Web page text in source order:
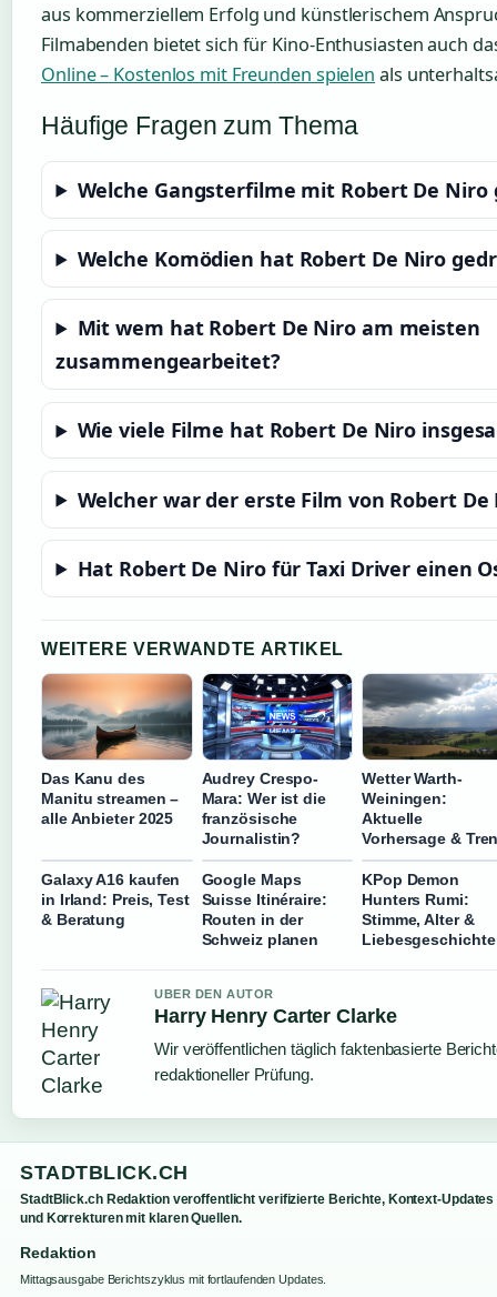
aus kommerziellem Erfolg und künstlerischem
Filmabenden bietet sich für Kino-Enthusiasten auch
Online – Kostenlos mit Freunden spielen als
Häufige Fragen zum Thema
Welche Gangsterfilme mit Robert De Niro
Welche Komödien hat Robert De Niro
Mit wem hat Robert De Niro am meisten
zusammengearbeitet?
Wie viele Filme hat Robert De Niro
Welcher war der erste Film von Robert De
Hat Robert De Niro für Taxi Driver einen
WEITERE VERWANDTE ARTIKEL
Das Kanu des
Manitu streamen –
alle Anbieter 2025
Audrey Crespo-
Mara: Wer ist die
französische
Journalistin?
Wetter Warth-
Weiningen:
Aktuelle
Vorhersage &
Galaxy A16 kaufen
in Irland: Preis, Test
& Beratung
Google Maps
Suisse Itinéraire:
Routen in der
Schweiz planen
KPop Demon
Hunters Rumi:
Stimme, Alter &
Liebesgeschichte
UBER DEN AUTOR
Harry Henry Carter Clarke
Wir veröffentlichen täglich faktenbasierte
redaktioneller Prüfung.
STADTBLICK.CH
StadtBlick.ch Redaktion veroffentlicht verifizierte Berichte, Kontext-Updates
und Korrekturen mit klaren Quellen.
Redaktion
Mittagsausgabe Berichtszyklus mit fortlaufenden Updates.